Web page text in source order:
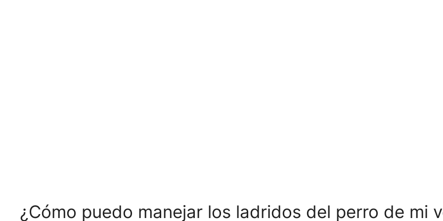
¿Cómo puedo manejar los ladridos del perro de mi